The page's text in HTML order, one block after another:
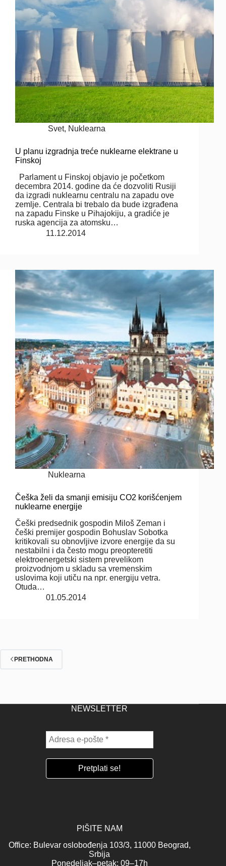
Svet, Nuklearna
U planu izgradnja treće nuklearne elektrane u
Finskoj
Parlament u Finskoj objavio je početkom
decembra 2014. godine da će dozvoliti Rusiji
da izgradi nuklearnu centralu na zapadu ove
zemlje. Centrala bi trebalo da bude izgrađena
na zapadu Finske u Pihajokiju, a gradiće je
ruska agencija za atomsku…
11.12.2014
Nuklearna
Češka želi da smanji emisiju CO2 korišćenjem
nuklearne energije
Češki predsednik gospodin Miloš Zeman i
češki premijer gospodin Bohuslav Sobotka
kritikovali su obnovljive izvore energije da su
nestabilni i da često mogu preopteretiti
elektroenergetski sistem prevelikom
proizvodnjom u skladu sa vremenskim
uslovima koji utiču na npr. energiju vetra.
Otuda…
01.05.2014
PRETHODNA
NEWSLETTER
PIŠITE NAM
Office: Bulevar oslobođenja 103/3, 11000 Beograd,
Srbija
Ponedeljak–petak: 09–17h